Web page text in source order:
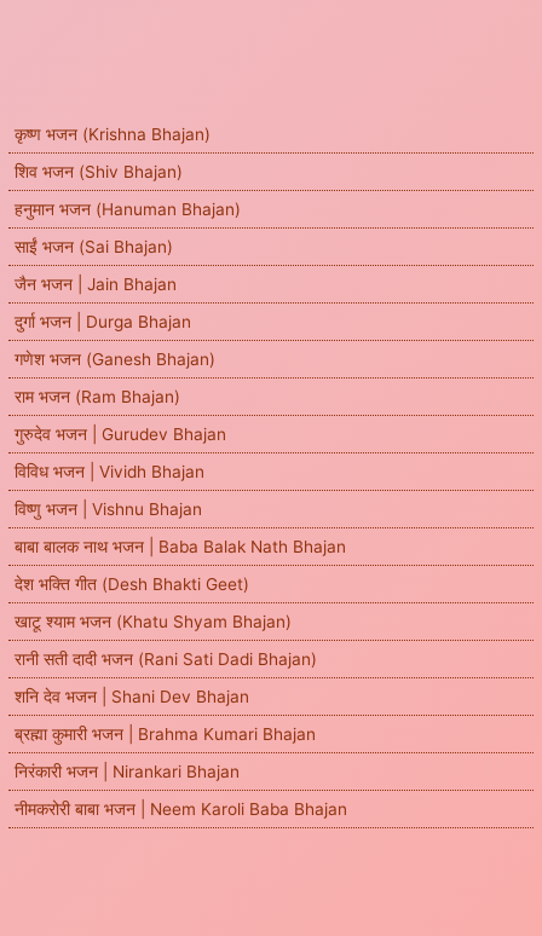
कृष्ण भजन (Krishna Bhajan)
शिव भजन (Shiv Bhajan)
हनुमान भजन (Hanuman Bhajan)
साईं भजन (Sai Bhajan)
जैन भजन | Jain Bhajan
दुर्गा भजन | Durga Bhajan
गणेश भजन (Ganesh Bhajan)
राम भजन (Ram Bhajan)
गुरुदेव भजन | Gurudev Bhajan
विविध भजन | Vividh Bhajan
विष्णु भजन | Vishnu Bhajan
बाबा बालक नाथ भजन | Baba Balak Nath Bhajan
देश भक्ति गीत (Desh Bhakti Geet)
खाटू श्याम भजन (Khatu Shyam Bhajan)
रानी सती दादी भजन (Rani Sati Dadi Bhajan)
शनि देव भजन | Shani Dev Bhajan
ब्रह्मा कुमारी भजन | Brahma Kumari Bhajan
निरंकारी भजन | Nirankari Bhajan
नीमकरोरी बाबा भजन | Neem Karoli Baba Bhajan